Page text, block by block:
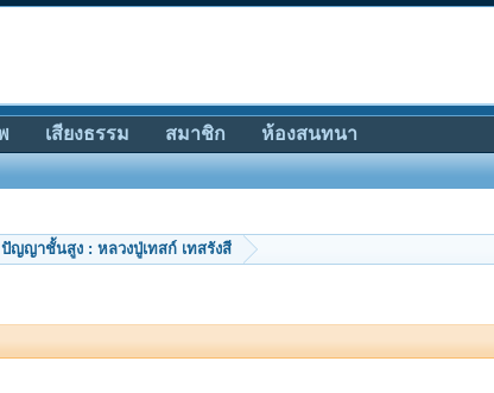
ปัญญาชั้นสูง : หลวงปู่เทสก์ เทสรังสี
เสียงธรรม สมาชิก ห้องสนทนา